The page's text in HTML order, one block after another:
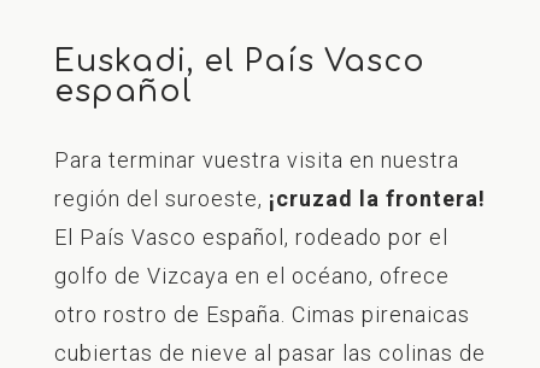
Euskadi, el País Vasco
español
Para terminar vuestra visita en nuestra
región del suroeste, ¡cruzad la frontera!
El País Vasco español, rodeado por el
golfo de Vizcaya en el océano, ofrece
otro rostro de España. Cimas pirenaicas
cubiertas de nieve al pasar las colinas de